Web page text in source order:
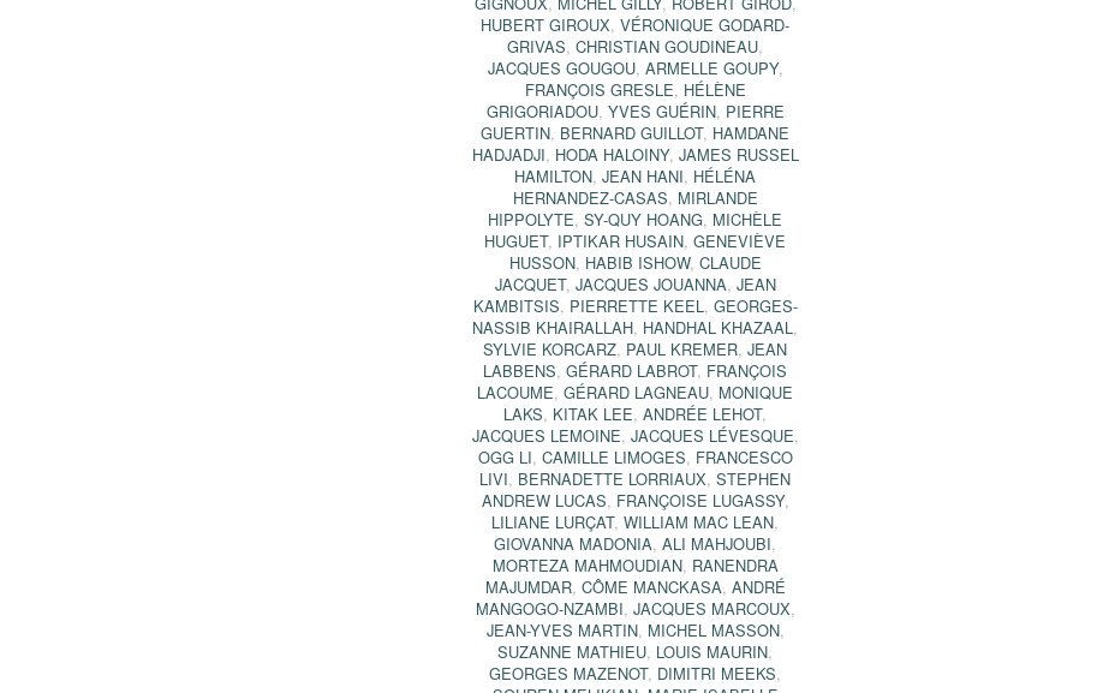
HUBERT GIROUX,VÉRONIQUE GODARD-
GRIVAS,CHRISTIAN GOUDINEAU,
JACQUES GOUGOU, ARMELLE GOUPY,
FRANÇOIS GRESLE, HÉLÈNE
GRIGORIADOU, YVES GUÉRIN, PIERRE
GUERTIN, BERNARD GUILLOT, HAMDANE
HADJADJI, HODA HALOINY, JAMES RUSSEL
HAMILTON,JEAN HANI, HÉLÉNA
HERNANDEZ-CASAS, MIRLANDE
HIPPOLYTE,SY-QUY HOANG, MICHÈLE
HUGUET, IPTIKAR HUSAIN,GENEVIÈVE
HUSSON, HABIB ISHOW, CLAUDE
JACQUET, JACQUES JOUANNA, JEAN
KAMBITSIS, PIERRETTE KEEL , GEORGES-
NASSIB KHAIRALLAH, HANDHAL KHAZAAL ,
SYLVIE KORCARZ, PAUL KREMER,JEAN
LABBENS,GÉRARD LABROT, FRANÇOIS
LACOUME,GÉRARD LAGNEAU, MONIQUE
LAKS, KITAK LEE,ANDRÉE LEHOT,
JACQUES LEMOINE, JACQUES LÉVESQUE,
OGG LI, CAMILLE LIMOGES, FRANCESCO
LIVI, BERNADETTE LORRIAUX,STEPHEN
ANDREW LUCAS, FRANÇOISE LUGASSY,
LILIANE LURÇAT,WILLIAM MAC LEAN,
GIOVANNA MADONIA,ALI MAHJOUBI,
MORTEZA MAHMOUDIAN, RANENDRA
MAJUMDAR, CÔME MANCKASA, ANDRÉ
MANGOGO-NZAMBI, JACQUES MARCOUX,
JEAN-YVES MARTIN, MICHEL MASSON,
SUZANNE MATHIEU, LOUIS MAURIN,
GEORGES MAZENOT, DIMITRI MEEKS,